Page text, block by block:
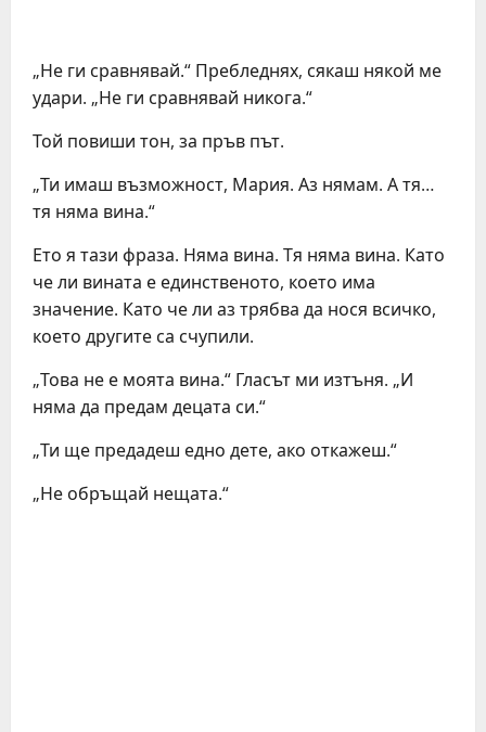
„Не ги сравнявай.“ Пребледнях, сякаш някой ме
удари. „Не ги сравнявай никога.“
Той повиши тон, за пръв път.
„Ти имаш възможност, Мария. Аз нямам. А тя…
тя няма вина.“
Ето я тази фраза. Няма вина. Тя няма вина. Като
че ли вината е единственото, което има
значение. Като че ли аз трябва да нося всичко,
което другите са счупили.
„Това не е моята вина.“ Гласът ми изтъня. „И
няма да предам децата си.“
„Ти ще предадеш едно дете, ако откажеш.“
„Не обръщай нещата.“